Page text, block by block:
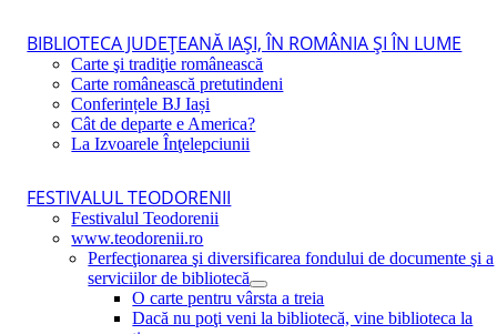
BIBLIOTECA JUDEŢEANĂ IAŞI, ÎN ROMÂNIA ŞI ÎN LUME
Carte şi tradiţie românească
Carte românească pretutindeni
Conferințele BJ Iași
Cât de departe e America?
La Izvoarele Înţelepciunii
FESTIVALUL TEODORENII
Festivalul Teodorenii
www.teodorenii.ro
Perfecţionarea şi diversificarea fondului de documente şi a
serviciilor de bibliotecă
O carte pentru vârsta a treia
Dacă nu poţi veni la bibliotecă, vine biblioteca la